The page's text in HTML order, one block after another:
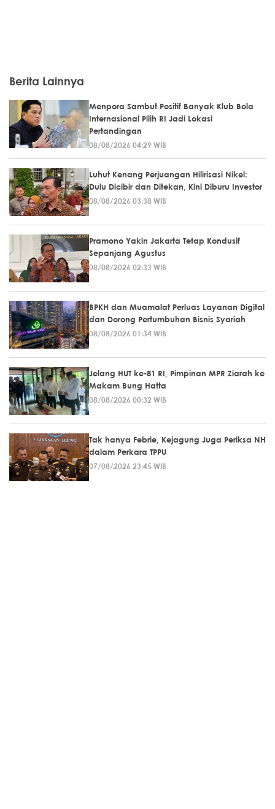
Berita Lainnya
Menpora Sambut Positif Banyak Klub Bola
Internasional Pilih RI Jadi Lokasi
Pertandingan
08/08/2026 04:29 WIB
Luhut Kenang Perjuangan Hilirisasi Nikel:
Dulu Dicibir dan Ditekan, Kini Diburu Investor
08/08/2026 03:38 WIB
Pramono Yakin Jakarta Tetap Kondusif
Sepanjang Agustus
08/08/2026 02:33 WIB
BPKH dan Muamalat Perluas Layanan Digital
dan Dorong Pertumbuhan Bisnis Syariah
08/08/2026 01:34 WIB
Jelang HUT ke-81 RI, Pimpinan MPR Ziarah ke
Makam Bung Hatta
08/08/2026 00:32 WIB
Tak hanya Febrie, Kejagung Juga Periksa NH
dalam Perkara TPPU
07/08/2026 23:45 WIB